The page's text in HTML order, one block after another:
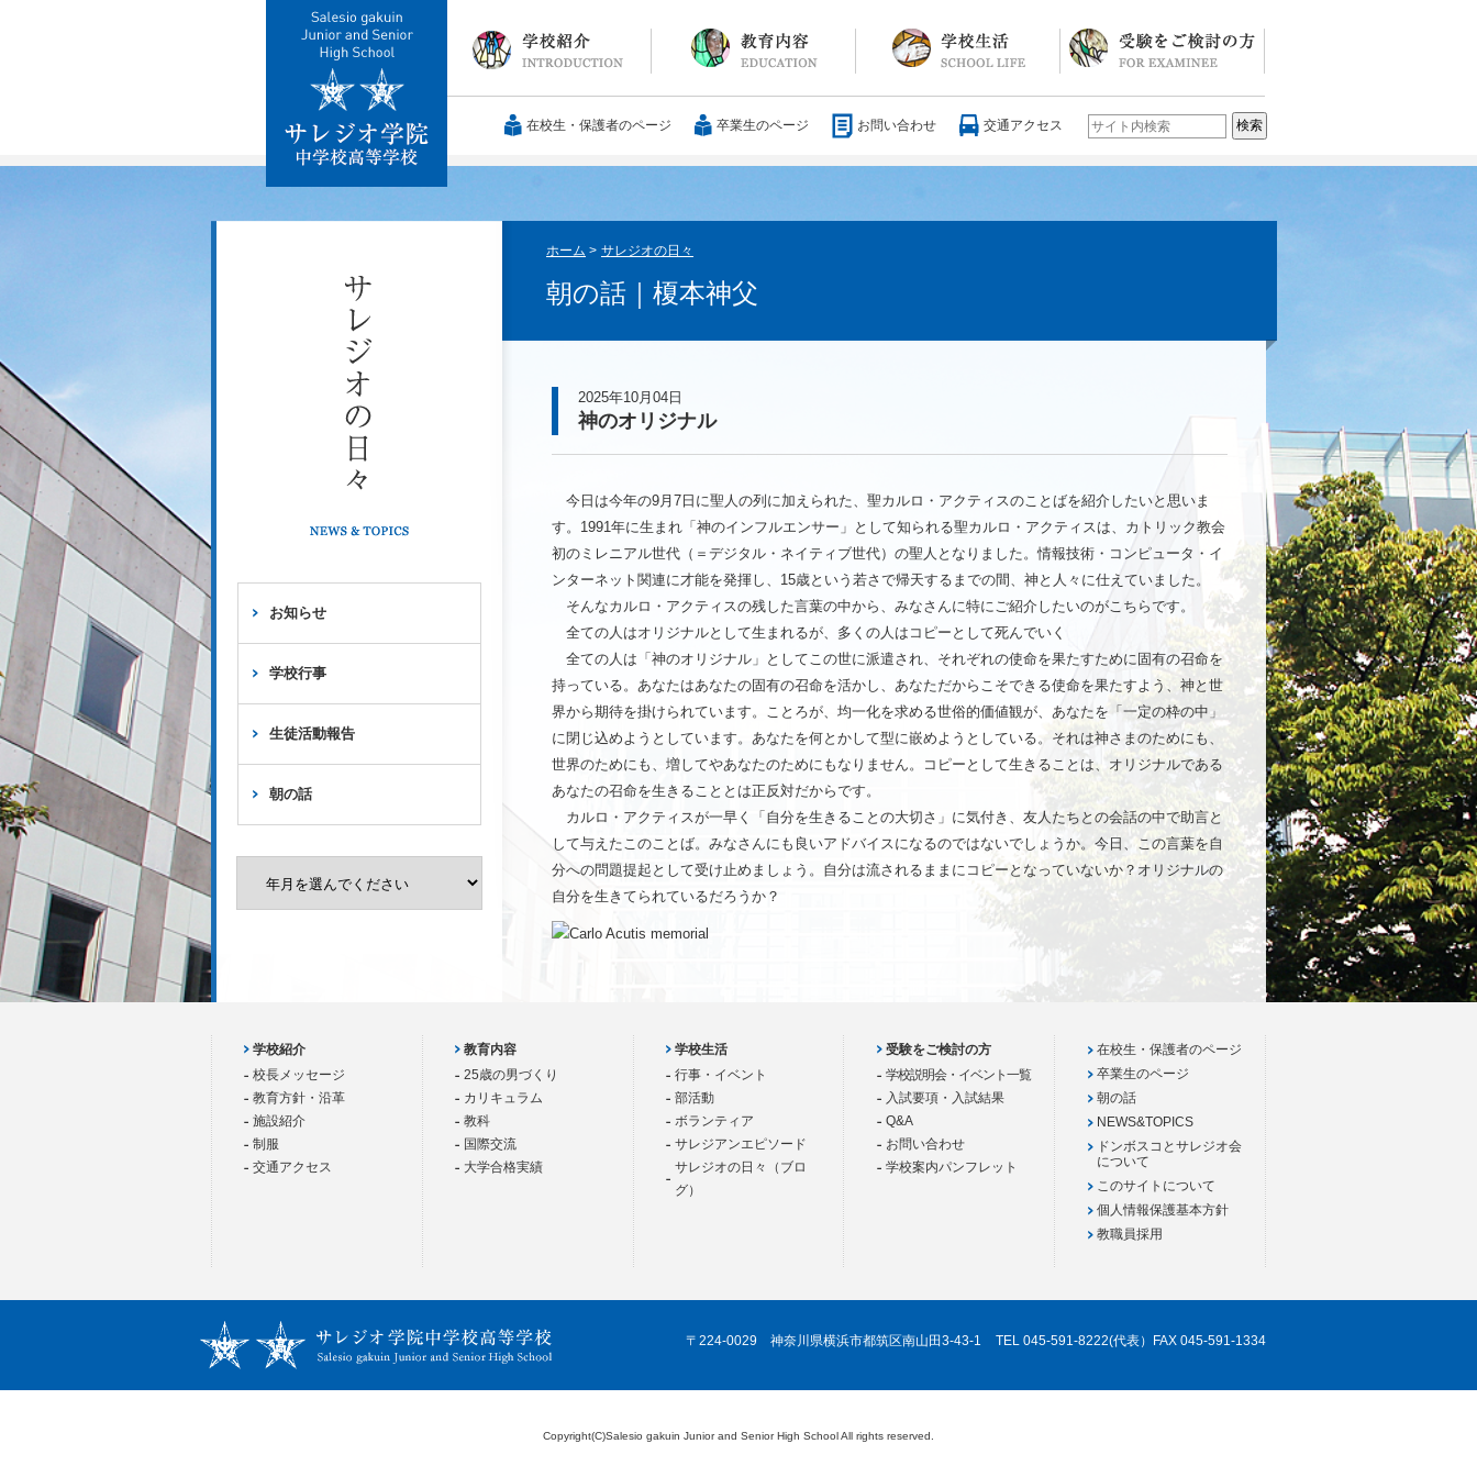
校長メッセージ
教育方針・沿革
施設紹介
交通アクセス 25歳の男づくり
カリキュラム
教科
国際交流
大学合格実績 行事・イベント
部活動
ボランティア
サレジアンエピソード
サレジオの日々(ブログ) 学校説明会・イベント一覧
入試要項・入試結果
Q&A
お問い合わせ
学校案内パンフレット
在校生・保護者のページ 卒業生のページ お問い合わせ 交通アクセス
お知らせ
学校行事
生徒活動報告
朝の話
ホーム > サレジオの日々
朝の話｜榎本神父
2025年10月04日
神のオリジナル
今日は今年の9月7日に聖人の列に加えられた、聖カルロ・アクティスのことばを紹介したいと思いま
す。1991年に生まれ「神のインフルエンサー」として知られる聖カルロ・アクティスは、カトリック教会
初のミレニアル世代（＝デジタル・ネイティブ世代）の聖人となりました。情報技術・コンピュータ・イ
ンターネット関連に才能を発揮し、15歳という若さで帰天するまでの間、神と人々に仕えていました。
そんなカルロ・アクティスの残した言葉の中から、みなさんに特にご紹介したいのがこちらです。
全ての人はオリジナルとして生まれるが、多くの人はコピーとして死んでいく
全ての人は「神のオリジナル」としてこの世に派遣され、それぞれの使命を果たすために固有の召命を
持っている。あなたはあなたの固有の召命を活かし、あなただからこそできる使命を果たすよう、神と世
界から期待を掛けられています。ことろが、均一化を求める世俗的価値観が、あなたを「一定の枠の中」
に閉じ込めようとしています。あなたを何とかして型に嵌めようとしている。それは神さまのためにも、
世界のためにも、増してやあなたのためにもなりません。コピーとして生きることは、オリジナルである
あなたの召命を生きることとは正反対だからです。
カルロ・アクティスが一早く「自分を生きることの大切さ」に気付き、友人たちとの会話の中で助言と
して与えたこのことば。みなさんにも良いアドバイスになるのではないでしょうか。今日、この言葉を自
分への問題提起として受け止めましょう。自分は流されるままにコピーとなっていないか？オリジナルの
自分を生きてられているだろうか？
学校紹介
校長メッセージ
教育方針・沿革
施設紹介
制服
交通アクセス
教育内容
25歳の男づくり
カリキュラム
教科
国際交流
大学合格実績
学校生活
行事・イベント
部活動
ボランティア
サレジアンエピソード
サレジオの日々（ブロ
グ）
受験をご検討の方
学校説明会・イベント一覧
入試要項・入試結果
Q&A
お問い合わせ
学校案内パンフレット
在校生・保護者のページ
卒業生のページ
朝の話
NEWS&TOPICS
ドンボスコとサレジオ会
について
このサイトについて
個人情報保護基本方針
教職員採用
〒224-0029 神奈川県横浜市都筑区南山田3-43-1 TEL 045-591-8222(代表）FAX 045-591-1334
Copyright(C)Salesio gakuin Junior and Senior High School All rights reserved.